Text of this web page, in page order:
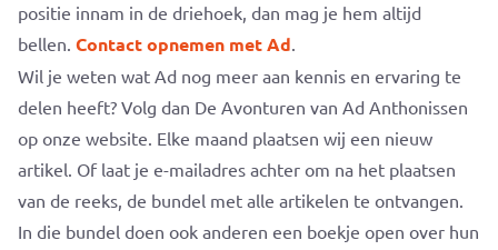
positie innam in de driehoek, dan mag je hem altijd
bellen. Contact opnemen met Ad.
Wil je weten wat Ad nog meer aan kennis en ervaring te
delen heeft? Volg dan De Avonturen van Ad Anthonissen
op onze website. Elke maand plaatsen wij een nieuw
artikel. Of laat je e-mailadres achter om na het plaatsen
van de reeks, de bundel met alle artikelen te ontvangen.
In die bundel doen ook anderen een boekje open over hun